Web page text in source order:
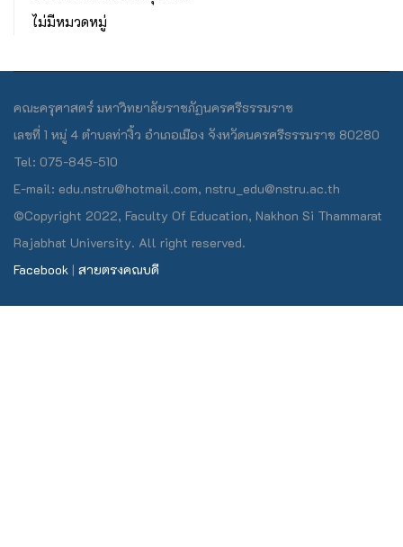
ไม่มีหมวดหมู่
คณะครุศาสตร์ มหาวิทยาลัยราชภัฏนครศรีธรรมราช
เลขที่ 1 หมู่ 4 ตำบลท่างิ้ว อำเภอเมือง จังหวัดนครศรีธรรมราช 80280
Tel: 075-845-510
E-mail: edu.nstru@hotmail.com, nstru_edu@nstru.ac.th
©Copyright 2022, Faculty Of Education, Nakhon Si Thammarat
Rajabhat University. All right reserved.
Facebook | สายตรงคณบดี